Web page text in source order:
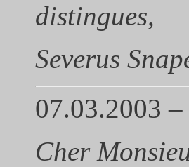
distingues,
Severus
07.03.2003
Cher